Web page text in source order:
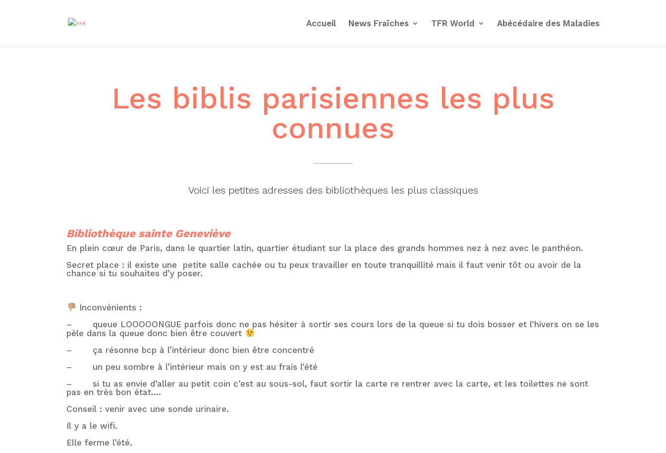
Accueil News Fraîches TFR World Abécédaire des Maladies
Les biblis parisiennes les plus
connues
Voici les petites adresses des bibliothèques les plus classiques
Bibliothèque sainte Geneviève
En plein cœur de Paris, dans le quartier latin, quartier étudiant sur la place des grands hommes nez à nez avec le panthéon.
Secret place : il existe une petite salle cachée ou tu peux travailler en toute tranquillité mais il faut venir tôt ou avoir de la
chance si tu souhaites d’y poser.
Inconvénients :
–
queue LOOOOONGUE parfois donc ne pas hésiter à sortir ses cours lors de la queue si tu dois bosser et l’hivers on se les
pèle dans la queue donc bien être couvert
–
ça résonne bcp à l’intérieur donc bien être concentré
–
un peu sombre à l’intérieur mais on y est au frais l’été
–
si tu as envie d’aller au petit coin c’est au sous-sol, faut sortir la carte re rentrer avec la carte, et les toilettes ne sont
pas en très bon état….
Conseil : venir avec une sonde urinaire.
Il y a le wifi.
Elle ferme l’été.